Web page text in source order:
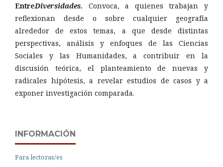
EntreDiversidades. Convoca, a quienes trabajan y
reflexionan desde o sobre cualquier geografía
alrededor de estos temas, a que desde distintas
perspectivas, análisis y enfoques de las Ciencias
Sociales y las Humanidades, a contribuir en la
discusión teórica, el planteamiento de nuevas y
radicales hipótesis, a revelar estudios de casos y a
exponer investigación comparada.
INFORMACIÓN
Para lectoras/es